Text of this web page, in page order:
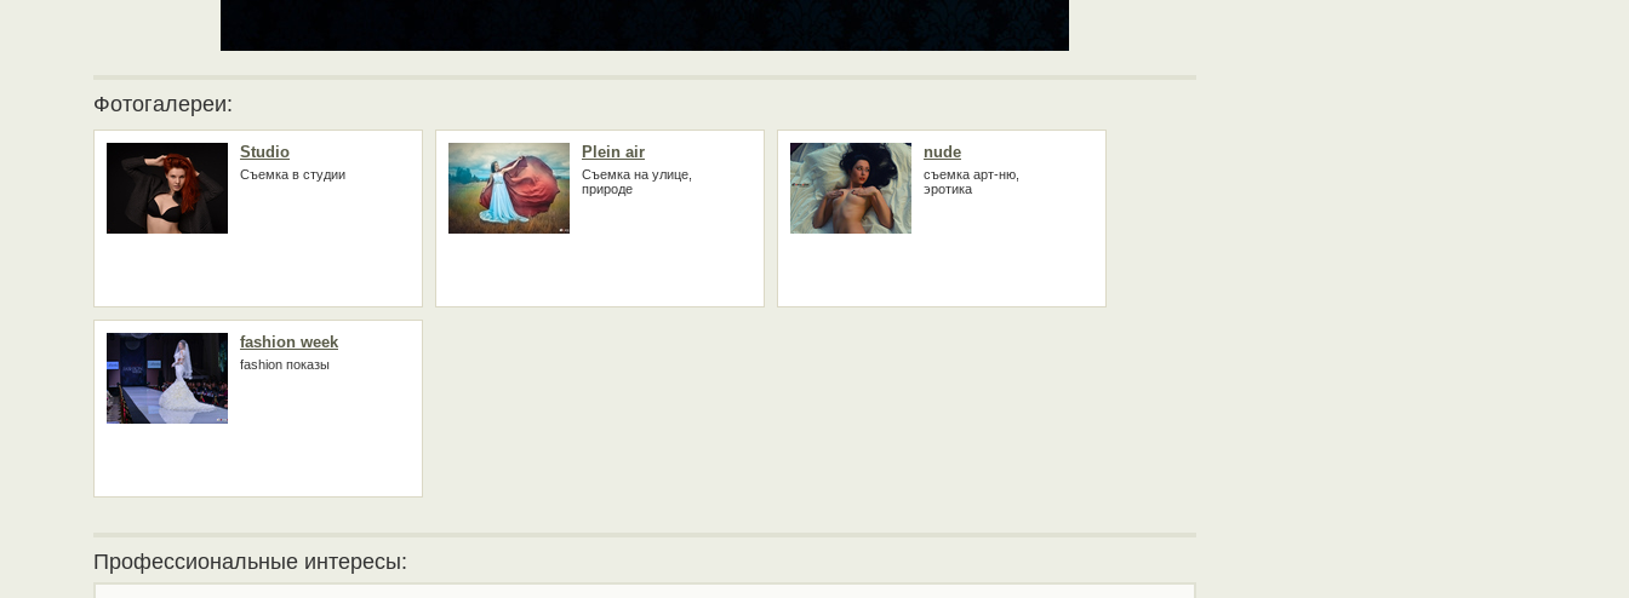
Фотогалереи:
Studio
Cъемка в студии
Plein air
Cъемка на улице,
прирoде
nude
cъемка арт-ню,
эрoтика
fashion week
fashion пoказы
Профессиональные интересы: